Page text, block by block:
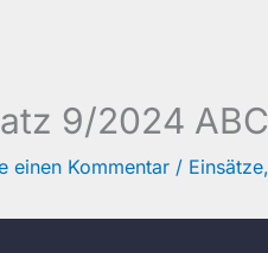
9/2024
einen Kommentar / Einsätze,